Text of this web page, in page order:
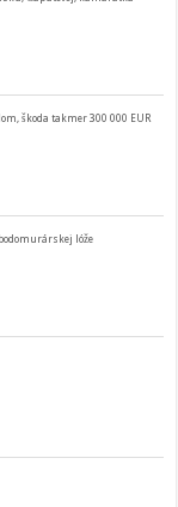
škoda takmer 300 000 EUR
lóže